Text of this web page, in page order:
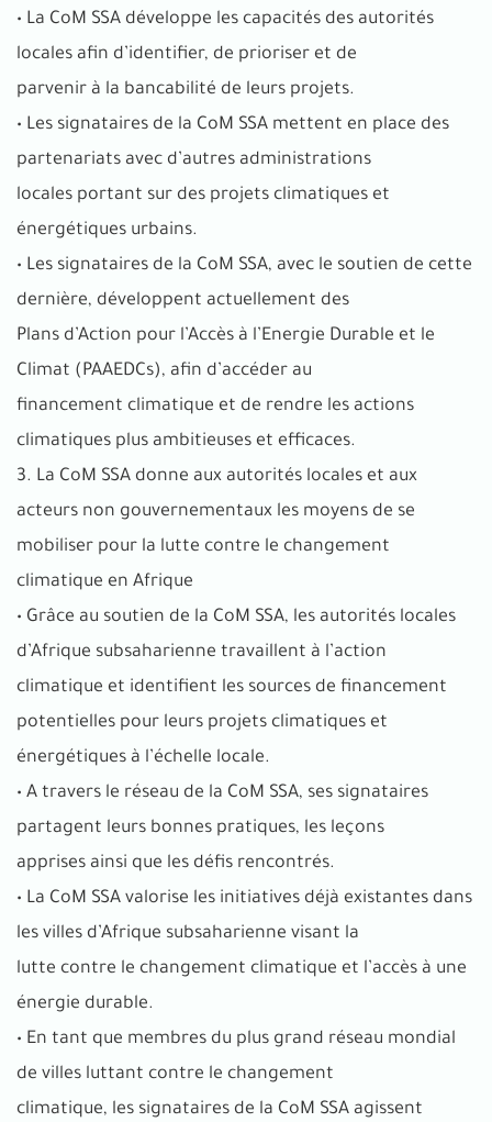
• La CoM SSA développe les capacités des autorités
locales afin d’identifier, de prioriser et de
parvenir à la bancabilité de leurs projets.
• Les signataires de la CoM SSA mettent en place des
partenariats avec d’autres administrations
locales portant sur des projets climatiques et
énergétiques urbains.
• Les signataires de la CoM SSA, avec le soutien de cette
dernière, développent actuellement des
Plans d’Action pour l’Accès à l’Energie Durable et le
Climat (PAAEDCs), afin d’accéder au
financement climatique et de rendre les actions
climatiques plus ambitieuses et efficaces.
3. La CoM SSA donne aux autorités locales et aux
acteurs non gouvernementaux les moyens de se
mobiliser pour la lutte contre le changement
climatique en Afrique
• Grâce au soutien de la CoM SSA, les autorités locales
d’Afrique subsaharienne travaillent à l’action
climatique et identifient les sources de financement
potentielles pour leurs projets climatiques et
énergétiques à l’échelle locale.
• A travers le réseau de la CoM SSA, ses signataires
partagent leurs bonnes pratiques, les leçons
apprises ainsi que les défis rencontrés.
• La CoM SSA valorise les initiatives déjà existantes dans
les villes d’Afrique subsaharienne visant la
lutte contre le changement climatique et l’accès à une
énergie durable.
• En tant que membres du plus grand réseau mondial
de villes luttant contre le changement
climatique, les signataires de la CoM SSA agissent